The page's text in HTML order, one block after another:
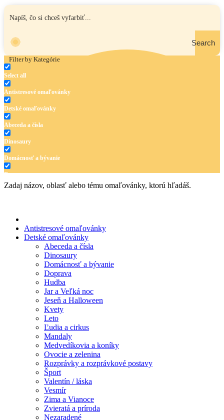
Search
Filter by Kategórie
Select all
Antistresové omaľovánky
Detské omaľovánky
Abeceda a čísla
Dinosaury
Domácnosť a bývanie
Doprava
Hudba
Jeseň a Halloween
Kvety
Ľudia a cirkus
Medvedíkovia a koníky
Ovocie a zelenina
Rozprávky a rozprávkové postavy
Valentín / láska
Zima a Vianoce
Zadaj názov, oblasť alebo tému omaľovánky, ktorú hľadáš.
Antistresové omaľovánky
Detské omaľovánky
Abeceda a čísla
Dinosaury
Domácnosť a bývanie
Doprava
Hudba
Jar a Veľká noc
Jeseň a Halloween
Kvety
Leto
Ľudia a cirkus
Mandaly
Medvedíkovia a koníky
Ovocie a zelenina
Rozprávky a rozprávkové postavy
Šport
Valentín / láska
Vesmír
Zima a Vianoce
Zvieratá a príroda
Nezaradené